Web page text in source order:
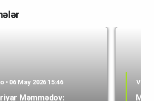
• 06 May 2026 15:46
Məmmədov: